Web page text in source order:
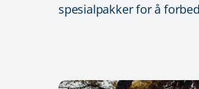
spesialpakker for å